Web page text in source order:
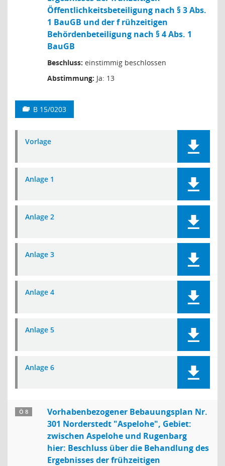
Öffentlichkeitsbeteiligung nach § 3 Abs.
1 BauGB und der f rühzeitigen
Behördenbeteiligung nach § 4 Abs. 1
BauGB
Beschluss: einstimmig beschlossen
Abstimmung: Ja: 13
B 15/0203
Vorlage
Anlage 1
Anlage 2
Anlage 3
Anlage 4
Anlage 5
Anlage 6
Ö 8
Vorhabenbezogener Bebauungsplan Nr.
301 Norderstedt "Aspelohe", Gebiet:
zwischen Aspelohe und Rugenbarg
hier: Beschluss über die Behandlung des
Ergebnisses der frühzeitigen